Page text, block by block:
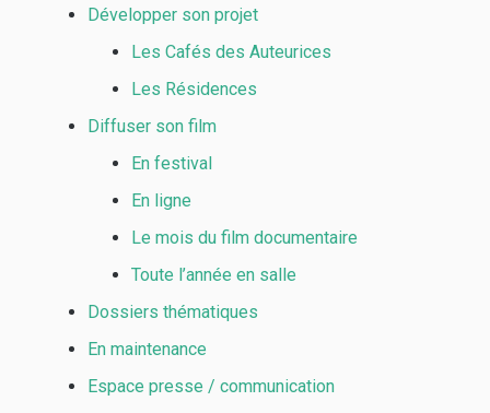
Développer son projet
Les Cafés des Auteurices
Les Résidences
Diffuser son film
En festival
En ligne
Le mois du film documentaire
Toute l’année en salle
Dossiers thématiques
En maintenance
Espace presse / communication